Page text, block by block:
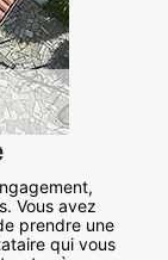
Vous avez
prendre une
qui vous